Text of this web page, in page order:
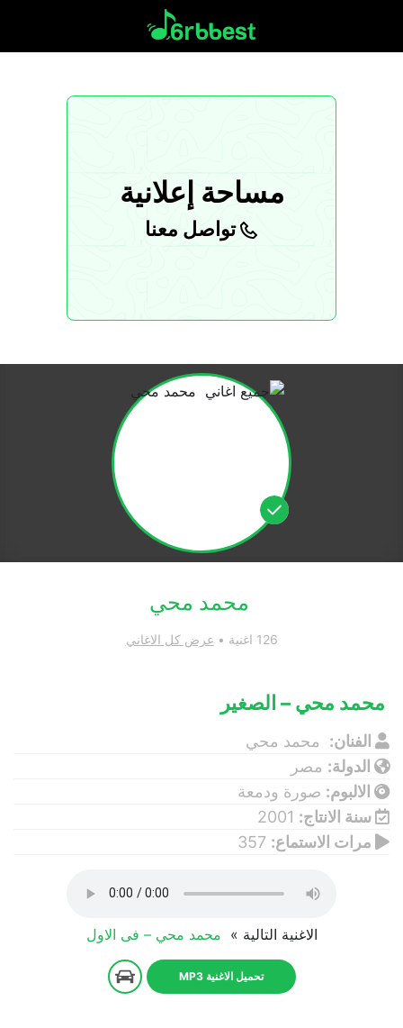
مساحة إعلانية
تواصل معنا
محمد محي
126 اغنية • عرض كل الاغاني
محمد محي – الصغير
الفنان:
محمد محي
الدولة: مصر
الالبوم: صورة ودمعة
سنة الانتاج: 2001
مرات الاستماع:
الاغنية التالية » محمد محي – فى الاول
تحميل الاغنية MP3